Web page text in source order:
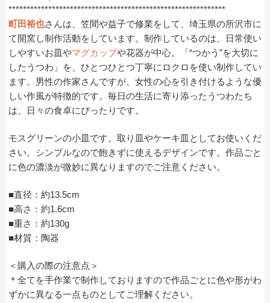
************************************************************
町田裕也さんは、笠間や益子で修業をして、埼玉県の所沢市に
て開窯し制作活動をしています。制作しているのは、日常使い
しやすいお皿やマグカップや花器が中心。「“つかう”を大切に
したうつわ」を、ひとつひとつ丁寧にロクロを使い制作してい
ます。男性の作家さんですが、女性の心を引き付けるような優
しい作風が特徴的です。毎日の生活に寄り添ったうつわたち
は、日々の食卓にぴったりです。
モスグリーンの小皿です。取り皿やケーキ皿としてお使いくだ
さい。シンプルなので飽きずに使えるデザインです。作品ごと
に色の濃淡が微妙に異なりますのでご注意ください。
■直径：約13.5cm
■高さ：約1.6cm
■重さ：約130g
■材質：陶器
＜購入の際の注意点＞
＊全てを手作業で制作しておりますので作品ごとに色や形がわ
ずかに異なる一点ものとしてご理解ください。